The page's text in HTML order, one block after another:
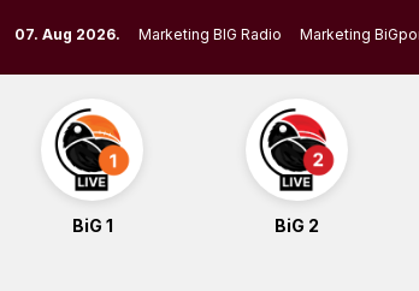
to
content
07. Aug 2026. Marketing BIG Radio Marketing
BiG 1 BiG 2